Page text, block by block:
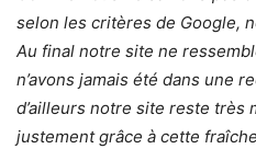
selon les critères de Google,
Au final notre site ne
n’avons jamais été dans une
d’ailleurs notre site reste très
justement grâce à cette